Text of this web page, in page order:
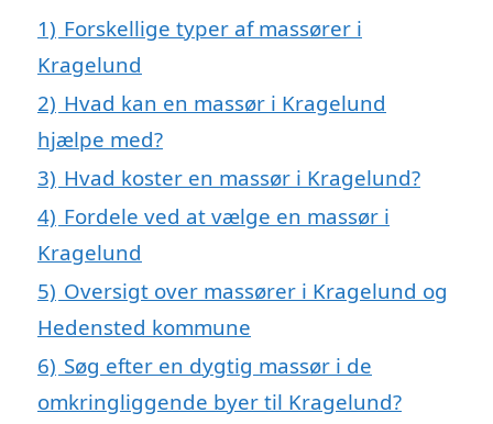
1) Forskellige typer af massører i
Kragelund
2) Hvad kan en massør i Kragelund
hjælpe med?
3) Hvad koster en massør i Kragelund?
4) Fordele ved at vælge en massør i
Kragelund
5) Oversigt over massører i Kragelund og
Hedensted kommune
6) Søg efter en dygtig massør i de
omkringliggende byer til Kragelund?